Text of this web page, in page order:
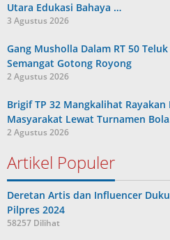
Utara Edukasi Bahaya …
3 Agustus 2026
Gang Musholla Dalam RT 50
Semangat Gotong Royong
2 Agustus 2026
Brigif TP 32 Mangkalihat Rayakan
Masyarakat Lewat Turnamen
2 Agustus 2026
Artikel Populer
Deretan Artis dan Influencer
Pilpres 2024
58257 Dilihat